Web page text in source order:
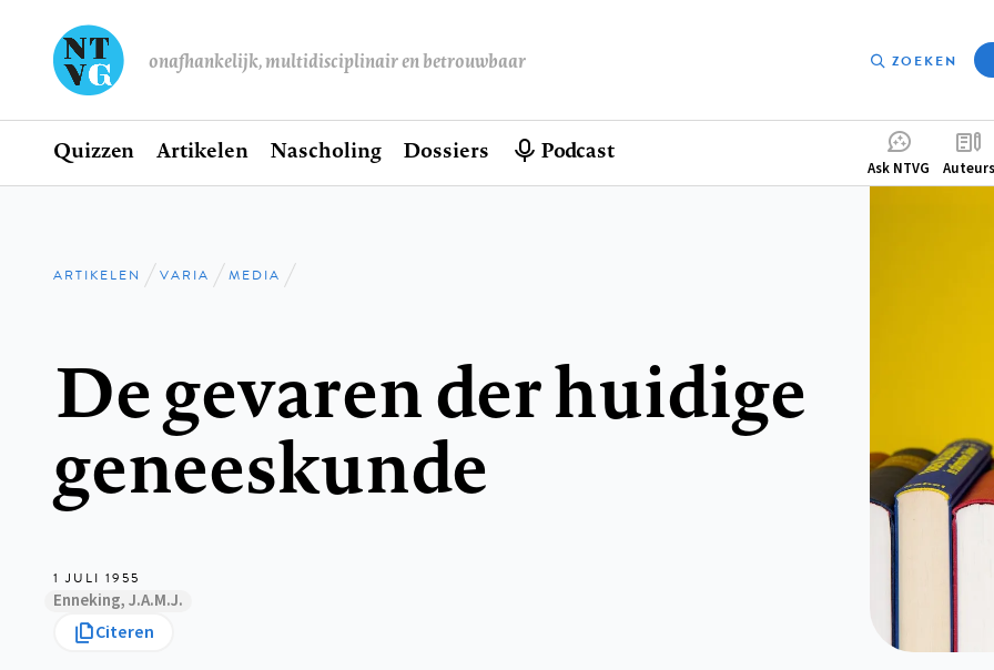
onafhankelijk, multidisciplinair en betrouwbaar ZOEKEN
Hoofdnavigatie
Home
Quizzen Artikelen Nascholing Dossiers Podcast
Ask NTVG Auteurs
Kruimelpad
ARTIKELEN VARIA MEDIA
De gevaren der huidige
geneeskunde
1 JULI 1955
Enneking, J.A.M.J.
Citeren